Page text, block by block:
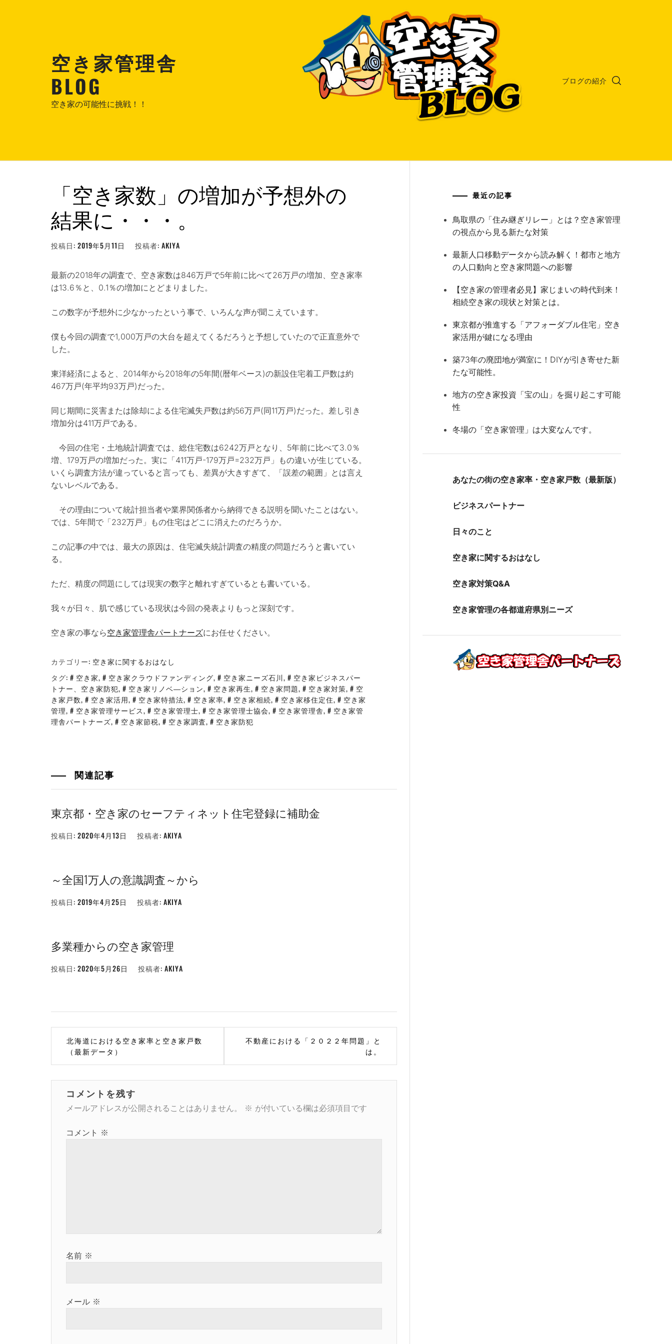
空き家管理舎
BLOG
空き家の可能性に挑戦！！
ブログの紹介
「空き家数」の増加が予想外の
結果に・・・。
投稿日: 2019年5月11日 投稿者: AKIYA
最新の2018年の調査で、空き家数は846万戸で5年前に比べて26万戸の増加、空き家率
は13.6％と、0.1％の増加にとどまりました。
この数字が予想外に少なかったという事で、いろんな声が聞こえています。
僕も今回の調査で1,000万戸の大台を超えてくるだろうと予想していたので正直意外で
した。
東洋経済によると、2014年から2018年の5年間(暦年ベース)の新設住宅着工戸数は約
467万戸(年平均93万戸)だった。
同じ期間に災害または除却による住宅滅失戸数は約56万戸(同11万戸)だった。差し引き
増加分は411万戸である。
今回の住宅・土地統計調査では、総住宅数は6242万戸となり、5年前に比べて3.0％
増、179万戸の増加だった。実に「411万戸-179万戸=232万戸」もの違いが生じている。
いくら調査方法が違っていると言っても、差異が大きすぎて、「誤差の範囲」とは言え
ないレベルである。
その理由について統計担当者や業界関係者から納得できる説明を聞いたことはない。
では、5年間で「232万戸」もの住宅はどこに消えたのだろうか。
この記事の中では、最大の原因は、住宅滅失統計調査の精度の問題だろうと書いてい
る。
ただ、精度の問題にしては現実の数字と離れすぎているとも書いている。
我々が日々、肌で感じている現状は今回の発表よりもっと深刻です。
空き家の事なら空き家管理舎パートナーズにお任せください。
カテゴリー: 空き家に関するおはなし
タグ:
空き家, 空き家クラウドファンディング, 空き家ニーズ石川,
空き家ビジネスパー
トナー、空き家防犯, 空き家リノベ―ション, 空き家再生, 空き家問題, 空き家対策,
空
き家戸数, 空き家活用, 空き家特措法, 空き家率, 空き家相続, 空き家移住定住,
空き家
管理, 空き家管理サービス, 空き家管理士, 空き家管理士協会, 空き家管理舎,
空き家管
理舎パートナーズ, 空き家節税, 空き家調査, 空き家防犯
関連記事
東京都・空き家のセーフティネット住宅登録に補助金
投稿日: 2020年4月13日 投稿者: AKIYA
～全国1万人の意識調査～から
投稿日: 2019年4月25日 投稿者: AKIYA
多業種からの空き家管理
投稿日: 2020年5月26日 投稿者: AKIYA
北海道における空き家率と空き家戸数
（最新データ）
不動産における「２０２２年問題」と
は。
コメントを残す
メールアドレスが公開されることはありません。 ※ が付いている欄は必須項目です
コメント ※
名前 ※
メール ※
最近の記事
鳥取県の「住み継ぎリレー」とは？空き家管理
の視点から見る新たな対策
最新人口移動データから読み解く！都市と地方
の人口動向と空き家問題への影響
【空き家の管理者必見】家じまいの時代到来！
相続空き家の現状と対策とは。
東京都が推進する「アフォーダブル住宅」空き
家活用が鍵になる理由
築73年の廃団地が満室に！DIYが引き寄せた新
たな可能性。
地方の空き家投資「宝の山」を掘り起こす可能
性
冬場の「空き家管理」は大変なんです。
あなたの街の空き家率・空き家戸数（最新版）
ビジネスパートナー
日々のこと
空き家に関するおはなし
空き家対策Q&A
空き家管理の各都道府県別ニーズ